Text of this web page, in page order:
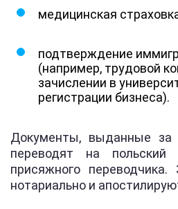
медицинская
подтверждение
(например, трудовой
зачислении в
регистрации бизнеса).
Документы, выданные за
переводят на
присяжного
нотариально и